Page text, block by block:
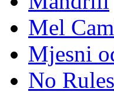
Mel
Mjesni
No Rules